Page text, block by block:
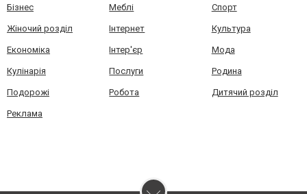
Бізнес Меблі Спорт
Жіночий розділ Інтернет Культура
Економіка Інтер'єр Мода
Кулінарія Послуги Родина
Подорожі Робота Дитячий розділ
Реклама